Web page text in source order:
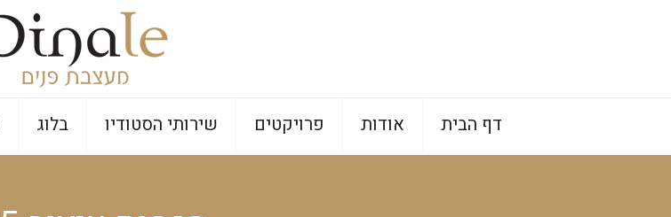
דף הבית אודות פרויקטים שירותי הסטודיו בלוג